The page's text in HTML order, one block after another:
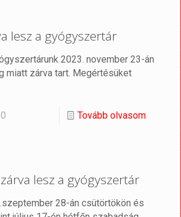
lesz a gyógyszertár
2023. november 23-án
miatt zárva tart. Megértésüket
0 Tovább olvasom
lesz a gyógyszertár
28-án csütörtökön és